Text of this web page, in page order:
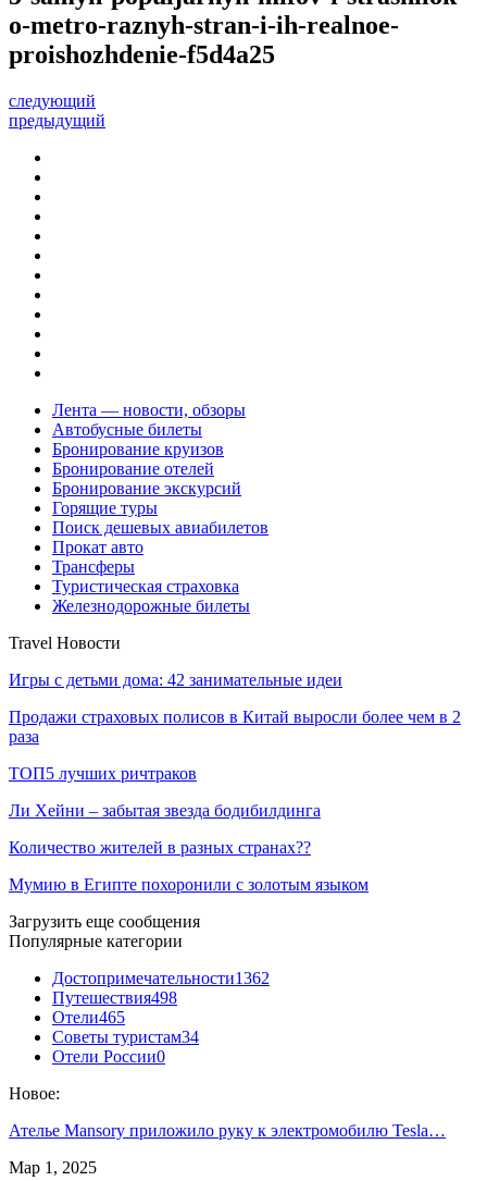
o-metro-raznyh-stran-i-ih-realnoe-
proishozhdenie-f5d4a25
следующий
предыдущий
Лента — новости, обзоры
Автобусные билеты
Бронирование круизов
Бронирование отелей
Бронирование экскурсий
Горящие туры
Поиск дешевых авиабилетов
Прокат авто
Трансферы
Туристическая страховка
Железнодорожные билеты
Travel Новости
Игры с детьми дома: 42 занимательные идеи
Продажи страховых полисов в Китай выросли более чем в 2
раза
ТОП5 лучших ричтраков
Ли Хейни – забытая звезда бодибилдинга
Количество жителей в разных странах??
Мумию в Египте похоронили с золотым языком
Загрузить еще сообщения
Популярные категории
Достопримечательности1362
Путешествия498
Отели465
Советы туристам34
Отели России0
Новое:
Ателье Mansory приложило руку к электромобилю Tesla…
Мар 1, 2025